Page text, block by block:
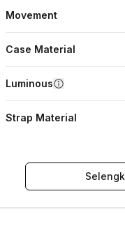
Movement
Case Material
Luminous
Strap Material